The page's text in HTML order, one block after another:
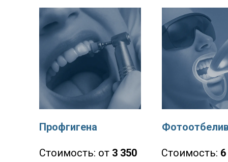
Профгигена
Стоимость: от 3 350
Стоимость: